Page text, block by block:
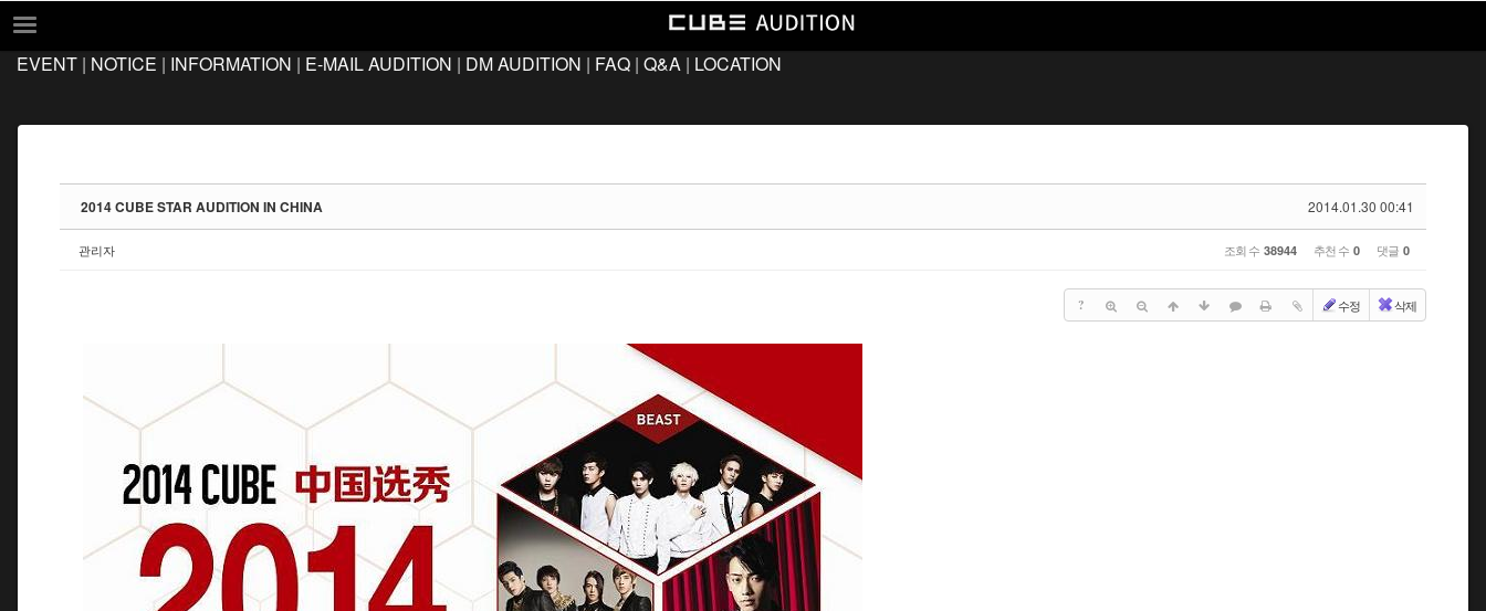
EVENT
E-MAIL AUDITION
DM AUDITION
EVENT | NOTICE | INFORMATION | E-MAIL AUDITION | DM AUDITION | FAQ | Q&A | LOCATION
2014.01.30 00:41
2014 CUBE STAR AUDITION IN CHINA
관리자 조회 수 38944 추천 수 0 댓글 0
? 수정 삭제